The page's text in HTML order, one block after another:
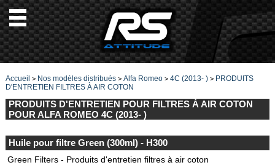
Accueil > Nos modèles distribués> Alfa Romeo> 4C (2013- )> PRODUITS
D'ENTRETIEN FILTRES À AIR COTON
PRODUITS D'ENTRETIEN POUR FILTRES À AIR COTON
POUR ALFA ROMEO 4C (2013- )
Huile pour filtre Green (300ml) - H300
Green Filters - Produits d'entretien filtres à air coton